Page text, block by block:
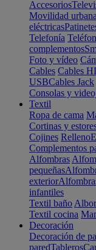
Accesorios
Movilidad urbana
eléctricas
Telefonía
complementos
Foto y vídeo
Cables Cables
USBCables Jack
Consolas y
Textil
Ropa de cama
Cortinas y
Cojines Relleno
Complementos
Alfombras
pequeñas
exterior
infantiles
Textil baño
Textil cocina
Decoración
Decoración de
paredTableros